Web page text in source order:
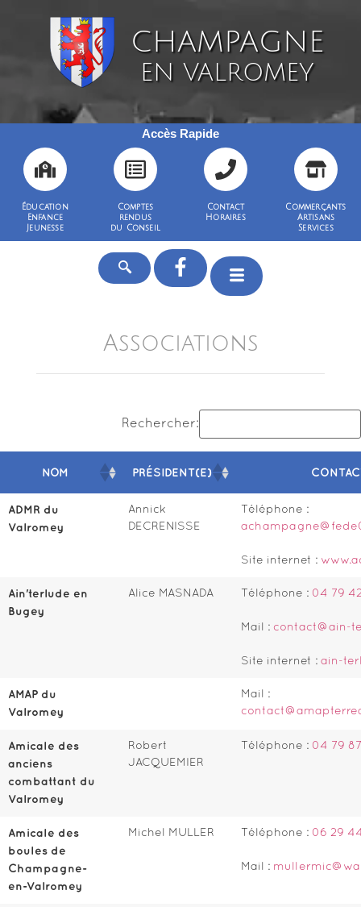
CHAMPAGNE
EN VALROMEY
Accès Rapide
Éducation
Enfance
Jeunesse
Comptes
rendus
du Conseil
Contact
Horaires
Commerçants
Artisans
Services
Associations
Rechercher:
NOM PRÉSIDENT(E)
PRÉSIDENT(E)
ADMR du
Valromey
Annick
DECRENISSE
Téléphone :
Site internet :
Ain'terlude en
Bugey
Alice MASNADA Téléphone : 04 79
Mail : contact@ain-
Site internet : ain-
AMAP du
Valromey
Mail :
Amicale des
anciens
combattant du
Valromey
Robert
JACQUEMIER
Téléphone : 04 79 87
Amicale des
boules de
Champagne-
en-Valromey
Michel MULLER Téléphone : 06 29
Mail :